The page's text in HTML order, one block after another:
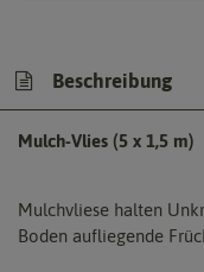
Beschreibung
Mulch-Vlies (5 x 1,5 m)
Mulchvliese halten
Boden aufliegende